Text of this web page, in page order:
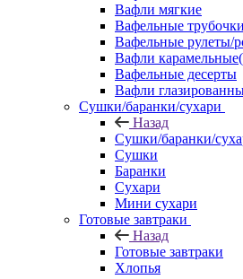
Вафли мягкие
Вафельные трубочки
Вафельные рулеты/
Вафли
Вафельные десерты
Вафли
Сушки/баранки/сухари
Назад
Сушки/баранки/
Сушки
Баранки
Сухари
Мини сухари
Готовые завтраки
Назад
Готовые завтраки
Хлопья